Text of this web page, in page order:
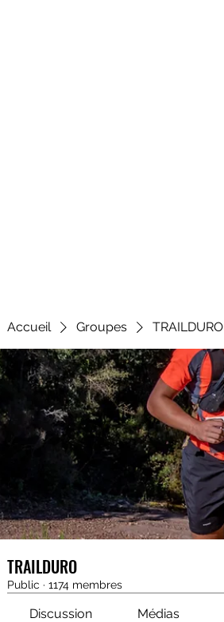
Accueil Groupes TRAILDURO
TRAILDURO
Public · 1174 membres
Discussion Médias